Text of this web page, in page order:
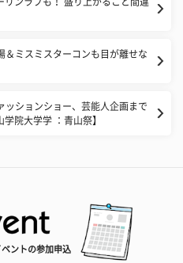
＆ミスミスターコンも目が離せな
ッションショー、芸能人企画まで
院大学学 ：青山祭】
ントの参加申込